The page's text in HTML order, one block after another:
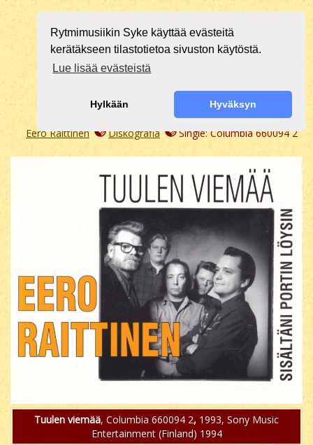
Rytmimusiikin Syke käyttää evästeitä
kerätäkseen tilastotietoa sivuston käytöstä.
Lue lisää evästeistä
Hylkään Hyväksyn
Eero Raittinen Diskografia Single: Columbia 660094 2
Tuulen viemää, Columbia 660094 2, 1993, Sony Music
Entertainment (Finland) 1994